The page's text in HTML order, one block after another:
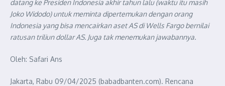
datang ke Presiden Indonesia akhir tahun lalu (waktu itu masih
Joko Widodo) untuk meminta dipertemukan dengan orang
Indonesia yang bisa mencairkan aset AS di Wells Fargo bernilai
ratusan triliun dollar AS. Juga tak menemukan jawabannya.
Oleh: Safari Ans
Jakarta, Rabu 09/04/2025 (babadbanten.com). Rencana